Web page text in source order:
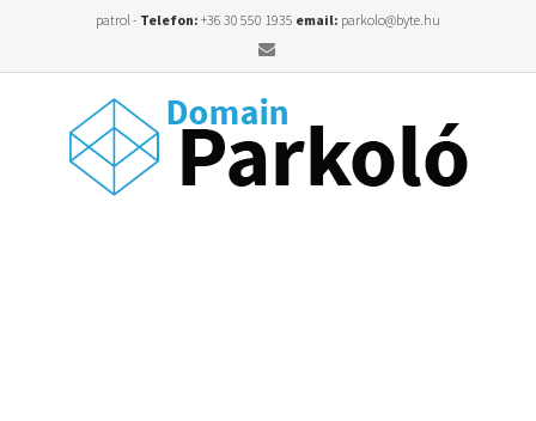
patrol - Telefon: +36 30 550 1935 email: parkolo@byte.hu
Email